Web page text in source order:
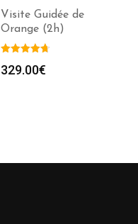
Visite Guidée de
Orange (2h)
329.00€